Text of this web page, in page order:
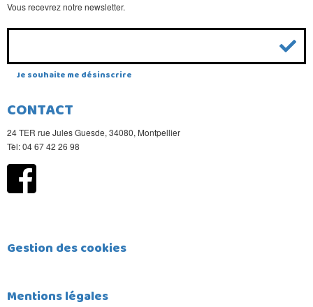
Vous recevrez notre newsletter.
Je souhaite me désinscrire
CONTACT
24 TER rue Jules Guesde, 34080, Montpellier
Tèl: 04 67 42 26 98
Gestion des cookies
Mentions légales